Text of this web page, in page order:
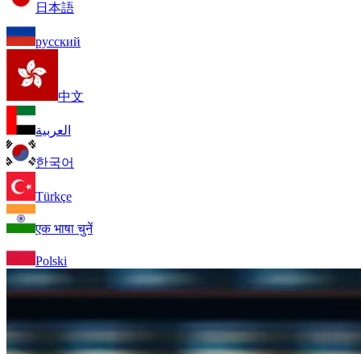
日本語
русский
中文
العربية
한국어
Türkçe
एक भाषा चुनें
Polski